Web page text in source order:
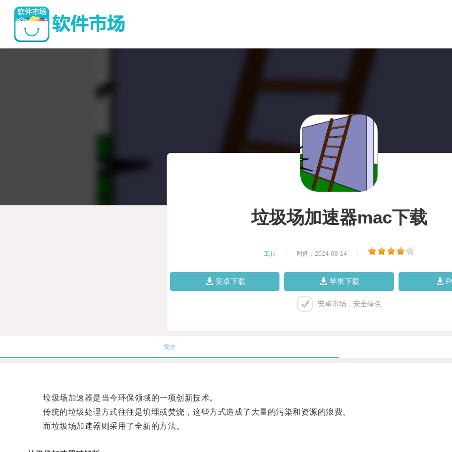
垃圾场加速器mac下载
工具 时间：2024-08-14
安卓下载 苹果下载
安卓市场，安全绿色
简介
垃圾场加速器是当今环保领域的一项创新技术。
传统的垃圾处理方式往往是填埋或焚烧，这些方式造成了大量的污染和资源的浪费。
而垃圾场加速器则采用了全新的方法。